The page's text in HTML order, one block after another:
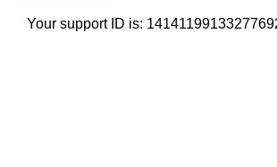
Your support ID is: